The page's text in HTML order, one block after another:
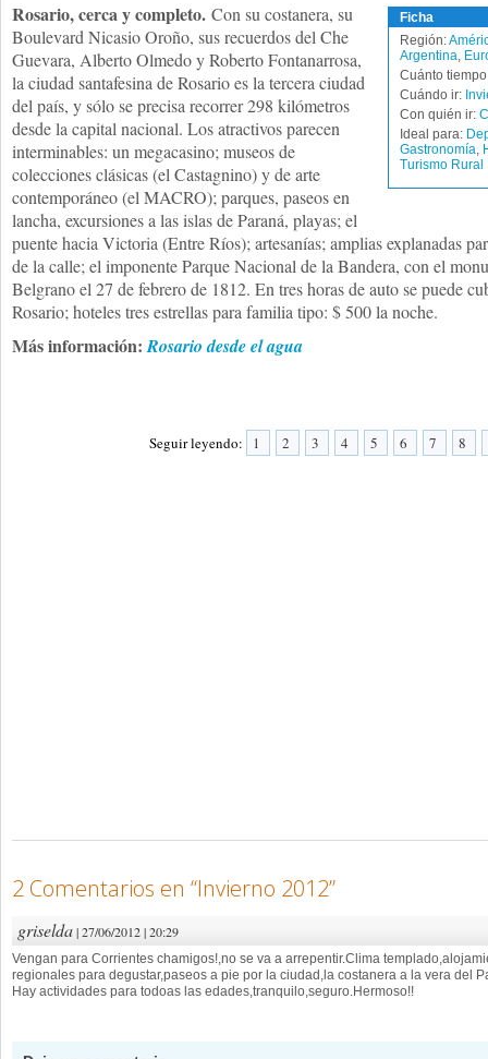
Ficha
Región:
Argentina,
Cuánto
Cuándo ir:
Con quién ir:
Ideal para:
Gastronomía,
Turismo Rural
Rosario, cerca y completo. Con su costanera, su
Boulevard Nicasio Oroño, sus recuerdos del Che
Guevara, Alberto Olmedo y Roberto Fontanarrosa,
la ciudad santafesina de Rosario es la tercera ciudad
del país, y sólo se precisa recorrer 298 kilómetros
desde la capital nacional. Los atractivos parecen
interminables: un megacasino; museos de
colecciones clásicas (el Castagnino) y de arte
contemporáneo (el MACRO); parques, paseos en
lancha, excursiones a las islas de Paraná, playas; el
puente hacia Victoria (Entre Ríos); artesanías; amplias explanadas
de la calle; el imponente Parque Nacional de la Bandera, con el
Belgrano el 27 de febrero de 1812. En tres horas de auto se puede
Rosario; hoteles tres estrellas para familia tipo: $ 500 la noche.
Más información:Rosario desde el agua
Seguir leyendo: 1 2 3 4 5 6 7 8
2 Comentarios en “Invierno 2012”
griselda| 27/06/2012 | 20:29
Vengan para Corrientes chamigos!,no se va a arrepentir.Clima
regionales para degustar,paseos a pie por la ciudad,la costanera a la vera del
Hay actividades para todoas las edades,tranquilo,seguro.Hermoso!!